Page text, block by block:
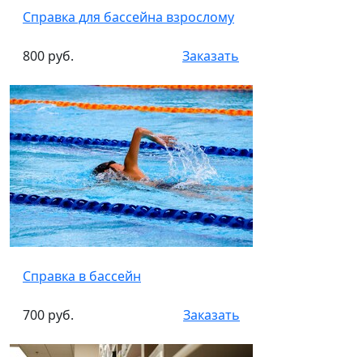
Справка для бассейна взрослому
800 руб. Заказать
Справка в бассейн
700 руб. Заказать